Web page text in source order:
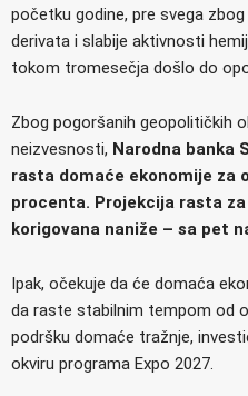
početku godine, pre svega
derivata i slabije aktivnosti
tokom tromesečja došlo do
Zbog pogoršanih geopolitičkih
neizvesnosti, Narodna banka
rasta domaće ekonomije za
procenta. Projekcija rasta
korigovana naniže – sa pet
Ipak, očekuje da će domaća
da raste stabilnim tempom od
podršku domaće tražnje,
okviru programa Expo 2027.